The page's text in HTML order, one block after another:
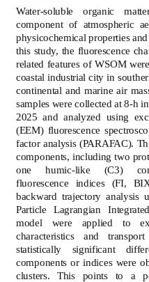
Water-soluble organic
component of atmospheric
physicochemical properties
this study, the fluorescence
related features of WSOM
coastal industrial city in
continental and marine air
samples were collected at 8-h
2025 and analyzed using
(EEM) fluorescence
factor analysis (PARAFAC).
components, including two
one humic-like (C3)
fluorescence indices (FI,
backward trajectory analysis
Particle Lagrangian
model were applied to
characteristics and
statistically significant
components or indices were
clusters. This points to a